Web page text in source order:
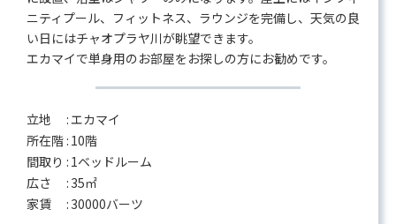
ニティプール、フィットネス、ラウンジを完備し、天気の良
い日にはチャオプラヤ川が眺望できます。
エカマイで単身用のお部屋をお探しの方にお勧めです。
立地 :エカマイ
所在階 : 10階
間取り : 1ベッドルーム
広さ : 35㎡
家賃 : 30000バーツ